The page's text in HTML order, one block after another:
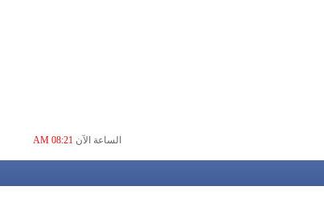
الساعة الآن 08:21 AM